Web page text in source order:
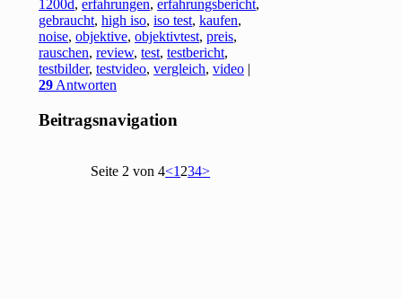
1200d,erfahrungen,erfahrungsbericht,
gebraucht,high iso,iso test,kaufen,
noise,objektive,objektivtest,preis,
rauschen,review,test,testbericht,
testbilder,testvideo,vergleich,video |
29 Antworten
Beitragsnavigation
Seite 2 von 4<1 234>